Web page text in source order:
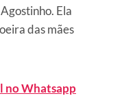
Ela
das mães
no Whatsapp